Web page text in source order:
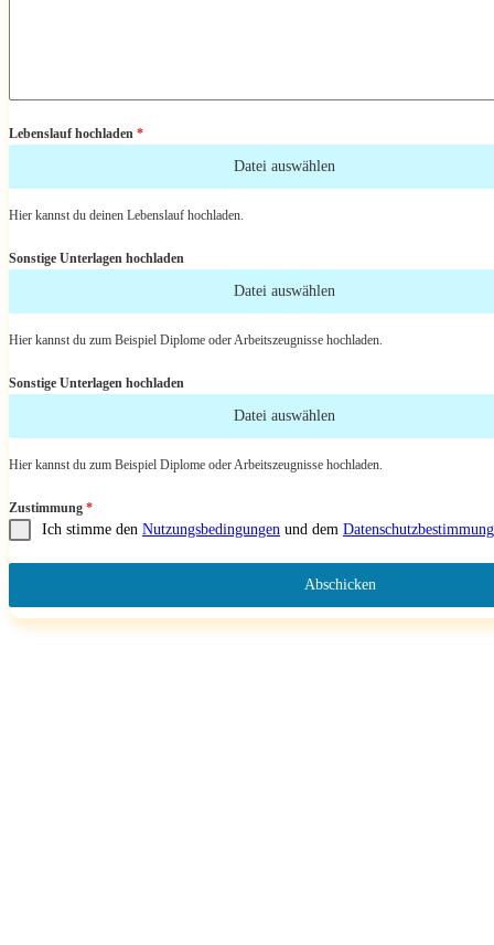
Lebenslauf hochladen *
Datei auswählen
Hier kannst du deinen Lebenslauf hochladen.
Sonstige Unterlagen hochladen
Datei auswählen
Hier kannst du zum Beispiel Diplome oder Arbeitszeugnisse hochladen.
Sonstige Unterlagen hochladen
Datei auswählen
Hier kannst du zum Beispiel Diplome oder Arbeitszeugnisse hochladen.
Zustimmung *
Ich stimme den Nutzungsbedingungen und dem
Abschicken